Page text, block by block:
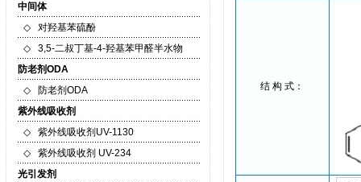
中间体
◇
对羟基苯硫酚
◇
3,5-二叔丁基-4-羟基苯甲醛半水物
防老剂ODA
◇
防老剂ODA
紫外线吸收剂
◇
紫外线吸收剂UV-1130
◇
紫外线吸收剂 UV-234
光引发剂
结 构 式：